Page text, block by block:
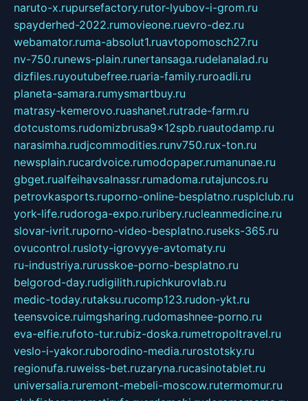
naruto-x.rupursefactory.rutor-lyubov-i-grom.ru
spayderhed-2022.rumovieone.ruevro-dez.ru
webamator.ruma-absolut1.ruavtopomosch27.ru
nv-750.runews-plain.runertansaga.rudelanalad.ru
dizfiles.ruyoutubefree.ruaria-family.ruroadli.ru
planeta-samara.rumysmartbuy.ru
matrasy-kemerovo.ruashanet.rutrade-farm.ru
dotcustoms.rudomizbrusa9x12spb.ruautodamp.ru
narasimha.rudjcommodities.runv750.rux-ton.ru
newsplain.rucardvoice.rumodopaper.rumanunae.ru
gbget.rualfeihavsalnassr.rumadoma.rutajuncos.ru
petrovkasports.ruporno-online-besplatno.rusplclub.ru
york-life.rudoroga-expo.ruribery.rucleanmedicine.ru
slovar-ivrit.ruporno-video-besplatno.ruseks-365.ru
ovucontrol.rusloty-igrovyye-avtomaty.ru
ru-industriya.rurusskoe-porno-besplatno.ru
belgorod-day.rudigilith.rupichkurovlab.ru
medic-today.rutaksu.rucomp123.rudon-ykt.ru
teensvoice.ruimgsharing.rudomashnee-porno.ru
eva-elfie.rufoto-tur.rubiz-doska.rumetropoltravel.ru
veslo-i-yakor.ruborodino-media.rurostotsky.ru
regionufa.ruweiss-bet.ruzaryna.rucasinotablet.ru
universalia.ruremont-mebeli-moscow.rutermomur.ru